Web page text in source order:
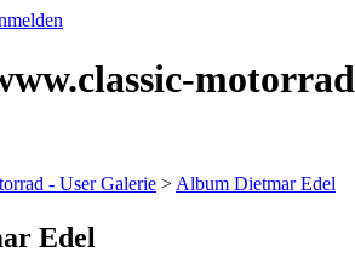
- User Galerie > Album Dietmar Edel
Edel